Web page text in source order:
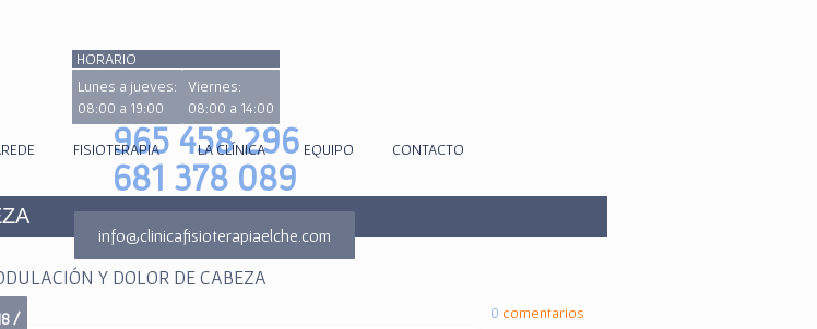
HORARIO
Lunes a jueves:
08:00 a 19:00
Viernes:
08:00 a 14:00
965 458 296
681 378 089
info@clinicafisioterapiaelche.com
FISIOTERAPIA LA CLÍNICA EQUIPO CONTACTO
Y DOLOR DE CABEZA
/ 0 comentarios